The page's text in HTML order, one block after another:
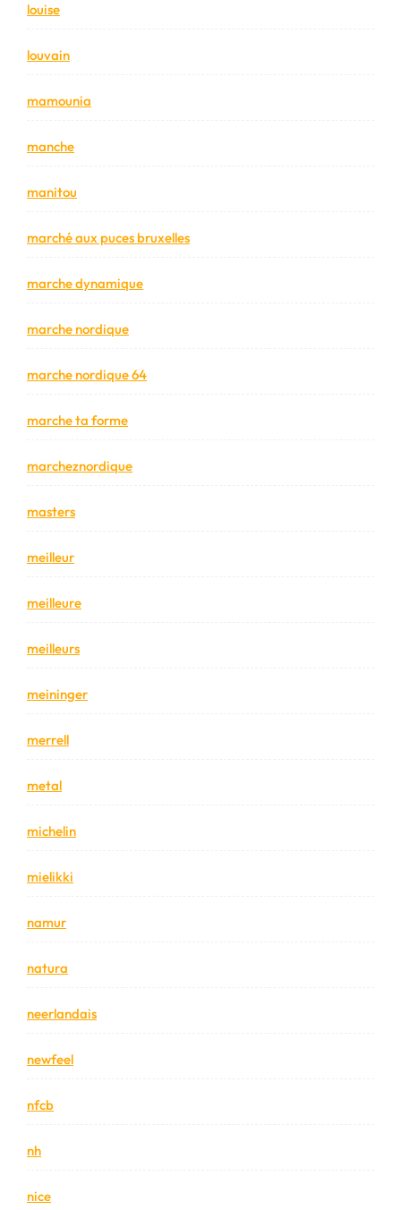
louise
louvain
mamounia
manche
manitou
marché aux puces bruxelles
marche dynamique
marche nordique
marche nordique 64
marche ta forme
marcheznordique
masters
meilleur
meilleure
meilleurs
meininger
merrell
metal
michelin
mielikki
namur
natura
neerlandais
newfeel
nfcb
nh
nice